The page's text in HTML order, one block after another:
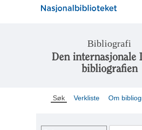
Bibliografi
Den internasjonale
bibliografien
Søk Verkliste Om